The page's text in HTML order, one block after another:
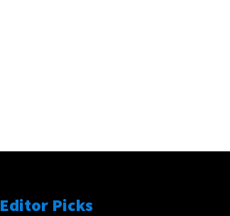
Editor Picks